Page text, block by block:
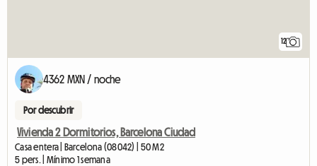
12
4362 MXN / noche
Por descubrir
Vivienda 2 Dormitorios, Barcelona Ciudad
Casa entera | Barcelona (08042) | 50 M2
5 pers. | Mínimo 1 semana